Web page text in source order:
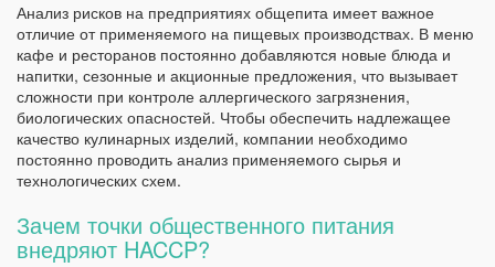
Анализ рисков на предприятиях общепита имеет важное
отличие от применяемого на пищевых производствах. В меню
кафе и ресторанов постоянно добавляются новые блюда и
напитки, сезонные и акционные предложения, что вызывает
сложности при контроле аллергического загрязнения,
биологических опасностей. Чтобы обеспечить надлежащее
качество кулинарных изделий, компании необходимо
постоянно проводить анализ применяемого сырья и
технологических схем.
Зачем точки общественного питания
внедряют HACCP?